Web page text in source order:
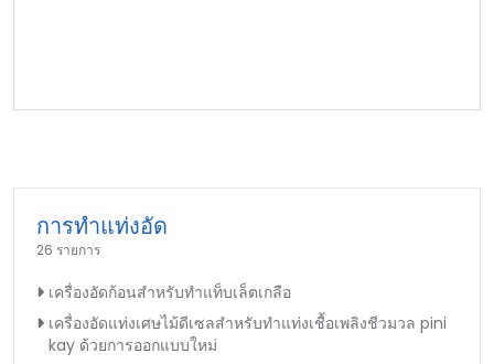
การทำแท่งอัด
26 รายการ
เครื่องอัดก้อนสำหรับทำแท็บเล็ตเกลือ
เครื่องอัดแท่งเศษไม้ดีเซลสำหรับทำแท่งเชื้อเพลิงชีวมวล pini
kay ด้วยการออกแบบใหม่